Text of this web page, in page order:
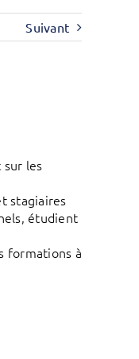
Suivant
les
stagiaires
étudient
formations à